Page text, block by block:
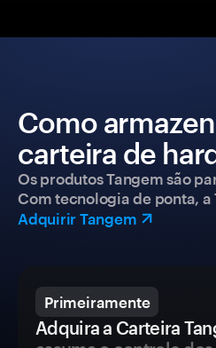
Como
carteira de
Os produtos Tangem são
Com tecnologia de ponta,
Adquirir Tangem
Primeiramente
Adquira a Carteira